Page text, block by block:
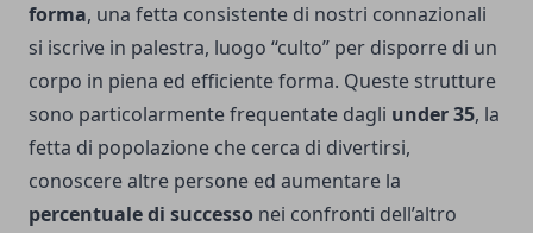
forma, una fetta consistente di nostri connazionali
si iscrive in palestra, luogo “culto” per disporre di un
corpo in piena ed efficiente forma. Queste strutture
sono particolarmente frequentate dagli under 35, la
fetta di popolazione che cerca di divertirsi,
conoscere altre persone ed aumentare la
percentuale di successo nei confronti dell’altro